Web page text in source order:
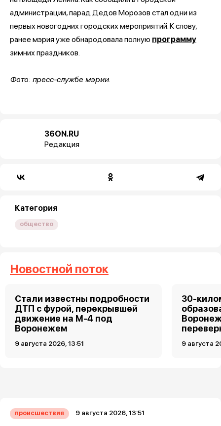
администрации, парад Дедов Морозов стал одни из
первых новогодних городских мероприятий. К слову,
ранее мэрия уже обнародовала полную программу
зимних праздников.
Фото: пресс-службе мэрии.
36ON.RU
Редакция
Категория
общество
Новостной поток
Стали известны подробности
ДТП с фурой, перекрывшей
движение на М-4 под
Воронежем
9 августа 2026, 13:51
30-
9 августа
происшествия 9 августа 2026, 13:51